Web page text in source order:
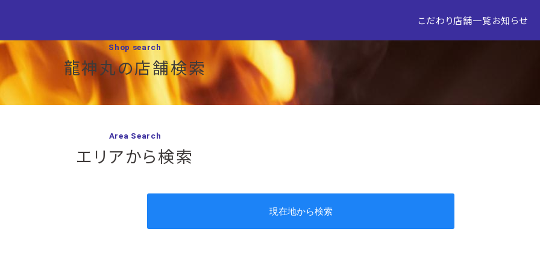
こだわり店舗一覧お知らせ
Shop search
龍神丸の店舗検索
Area Search
エリアから検索
現在地から検索